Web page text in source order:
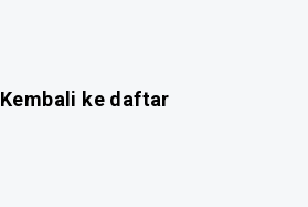
Kembali ke daftar